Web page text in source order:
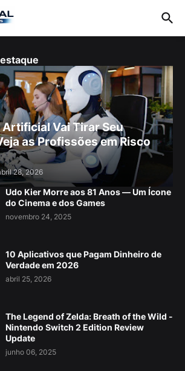
Vai Tirar Seu
as Profissões em Risco
28, 2026
Udo Kier Morre aos 81 Anos — Um Ícone
do Cinema e dos Games
novembro 24, 2025
10 Aplicativos que Pagam Dinheiro de
Verdade em 2026
abril 25, 2026
The Legend of Zelda: Breath of the Wild -
Nintendo Switch 2 Edition Review
Update
junho 06, 2025